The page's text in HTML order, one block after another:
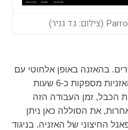
בהאזנה באופן אלחוטי עם
מנגנון סינון רעשים אקטיבי פועל, האזניות מספקות כ-6 שעות
הכבל, זמן העבודה הזה
אחרות, את הסוללה כאן ניתן
החיצוני של האזניה. בניגוד